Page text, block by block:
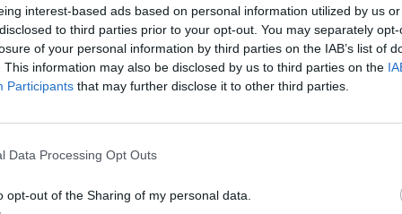
interest-based ads based on personal information utilized by us
to third parties prior to your opt-out. You may separately
of your personal information by third parties on the IAB’s list of
This information may also be disclosed by us to third parties on the
Participants that may further disclose it to other third parties.
Data Processing Opt Outs
opt-out of the Sharing of my personal data.
Visa organizacija ir visi žmonės pasikeitė
aukštumoje, visi labai giria ir mini tik geru
sutartį buvo lengvas ir greitas?
Pasikalbėjau su Tomu Dimša ir kitais